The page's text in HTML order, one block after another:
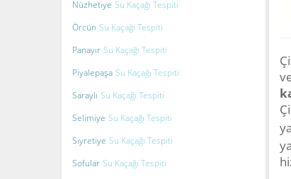
Nüzhetiye Su Kaçağı Tespiti
Örcün Su Kaçağı Tespiti
Panayır Su Kaçağı Tespiti
Piyalepaşa Su Kaçağı Tespiti
Saraylı Su Kaçağı Tespiti
Selimiye Su Kaçağı Tespiti
Siyretiye Su Kaçağı Tespiti
Sofular Su Kaçağı Tespiti